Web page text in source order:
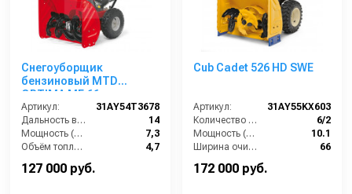
Снегоуборщик
бензиновый MTD
OPTIMA ME 66
Артикул:
31AY54T3678
Дальность выброса снега (м):
14
Мощность (лс):
7,3
Объём топливного бака (л):
4,7
127 000 руб.
Cub Cadet 526 HD SWE
Артикул:
31AY55KX603
Количество скоростей (вперед/назад):
6/2
Мощность (л/с):
10.1
Ширина очистки (см):
66
172 000 руб.